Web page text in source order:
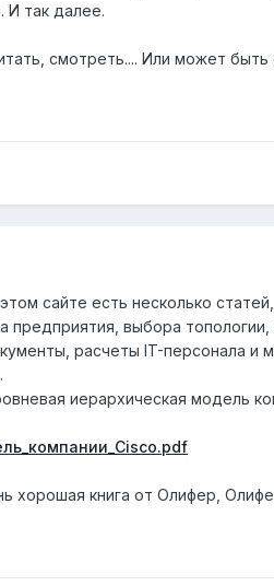
И так далее.
смотреть.... Или может быть
этом сайте есть несколько
предприятия, выбора
расчеты IT-персонала и
иерархическая модель
хорошая книга от Олифер,